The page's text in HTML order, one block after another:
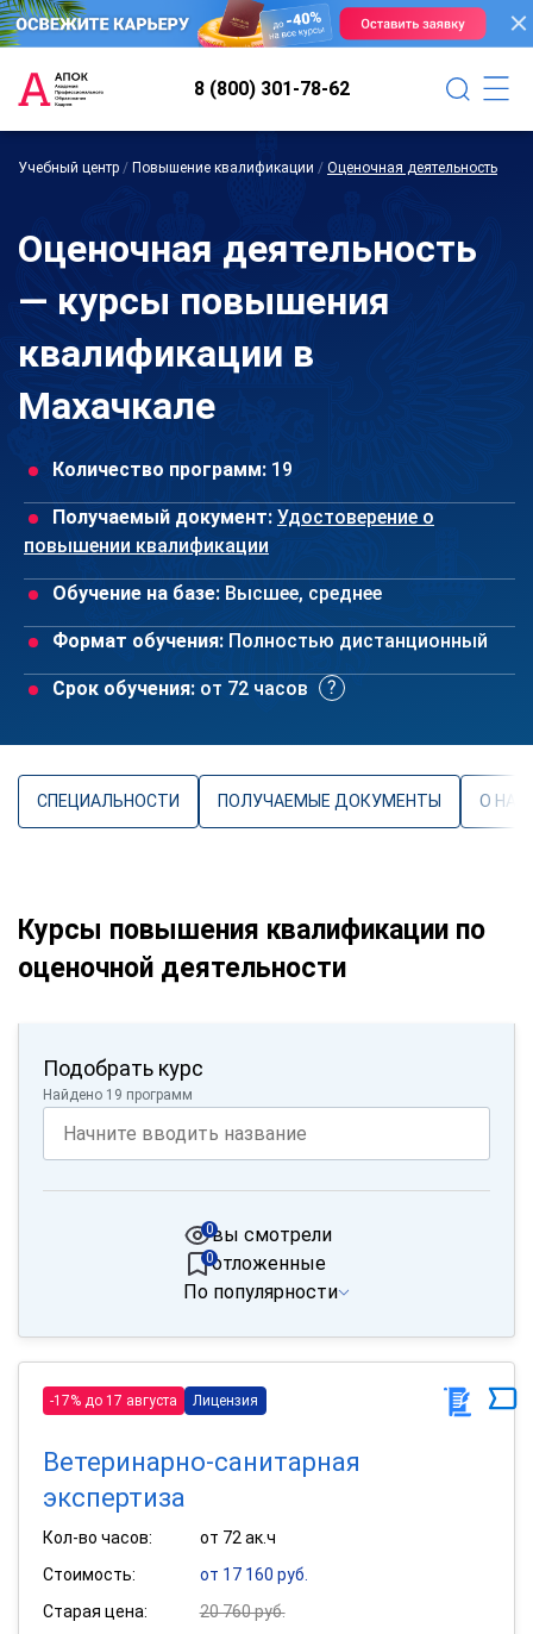
8 (800) 301-78-62
Учебный центр / Повышение квалификации / Оценочная деятельность
Оценочная деятельность
— курсы повышения
квалификации в
Махачкале
Количество программ: 19
Получаемый документ: Удостоверение о
повышении квалификации
Обучение на базе: Высшее, среднее
Формат обучения: Полностью дистанционный
Срок обучения: от 72 часов
СПЕЦИАЛЬНОСТИ ПОЛУЧАЕМЫЕ ДОКУМЕНТЫ О
Курсы повышения квалификации по
оценочной деятельности
Подобрать курс
Найдено 19 программ
вы смотрели
0
отложенные
0
По популярности
-17% до 17 августа Лицензия
Ветеринарно-санитарная
экспертиза
Кол-во часов:
от 72 ак.ч
Стоимость:
от 17 160 руб.
Старая цена:
20 760 руб.